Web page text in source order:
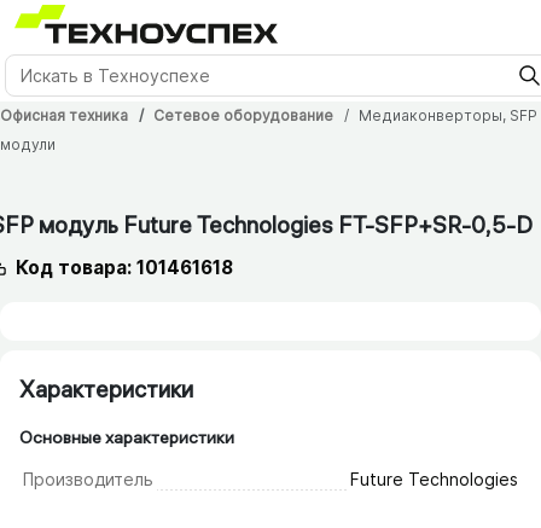
Офисная техника Сетевое оборудование
Медиаконверторы, SFP
модули
модуль Future Technologies FT-SFP+SR-0,5-D
Код товара: 101461618
Характеристики
Основные характеристики
Производитель Future Technologies